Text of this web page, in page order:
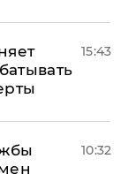
15:43
10:32